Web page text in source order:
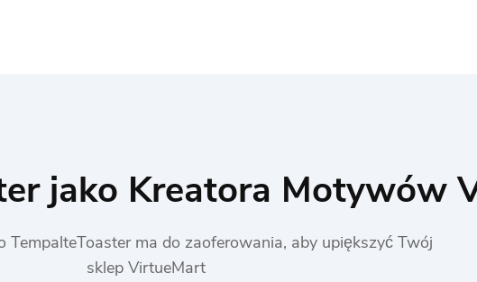
jako Kreatora Motywów
TempalteToaster ma do zaoferowania, aby upiększyć Twój
sklep VirtueMart